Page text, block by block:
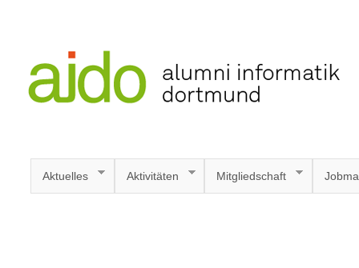
Aktuelles Aktivitäten Mitgliedschaft